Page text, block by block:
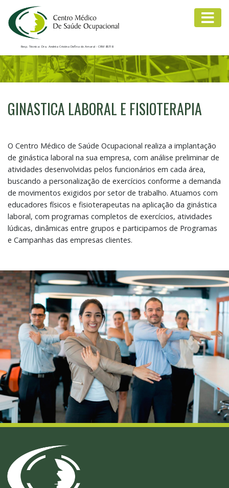
Resp. Técnica: Dra. Andréa Cristina Defina do Amaral - CRM 85318
GINASTICA LABORAL E FISIOTERAPIA
O Centro Médico de Saúde Ocupacional realiza a implantação
de ginástica laboral na sua empresa, com análise preliminar de
atividades desenvolvidas pelos funcionários em cada área,
buscando a personalização de exercícios conforme a demanda
de movimentos exigidos por setor de trabalho. Atuamos com
educadores físicos e fisioterapeutas na aplicação da ginástica
laboral, com programas completos de exercícios, atividades
lúdicas, dinâmicas entre grupos e participamos de Programas
e Campanhas das empresas clientes.